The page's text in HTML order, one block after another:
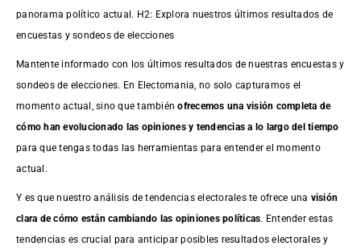
panorama político actual. H2: Explora nuestros últimos resultados de
encuestas y sondeos de elecciones
Mantente informado con los últimos resultados de nuestras encuestasy
sondeos de elecciones. En Electomania, no solo capturamos el
momento actual, sino que tambiénofrecemos una visión completa de
cómo han evolucionado las opiniones y tendencias a lo largo del tiempo
para que tengas todas las herramientas para entender el momento
actual.
Y es que nuestro análisis de tendencias electorales te ofrece una visión
clara de cómo están cambiando las opiniones políticas. Entender estas
tendencias es crucial para anticipar posibles resultados electorales y